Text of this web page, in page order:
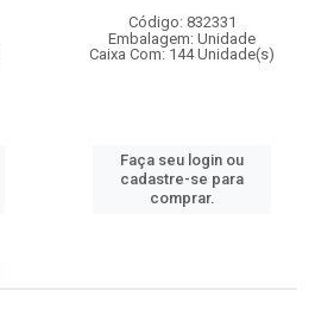
Código: 832331
Embalagem: Unidade
Caixa Com: 144 Unidade(s)
Faça seu login ou
cadastre-se para
comprar.